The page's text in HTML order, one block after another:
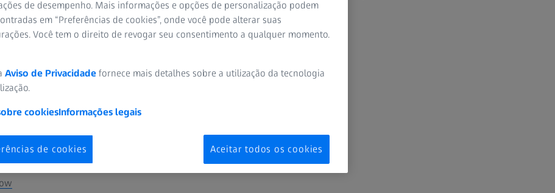
dos seus pacientes.
integrados da ZEISS
Workflow
Workflow
de desempenho. Mais informações e opções de personalização podem
em “Preferências de cookies”, onde você pode alterar suas
Você tem o direito de revogar seu consentimento a qualquer momento.
Aviso de Privacidade fornece mais detalhes sobre a utilização da tecnologia
cookiesInformações legais
de cookies Aceitar todos os cookies